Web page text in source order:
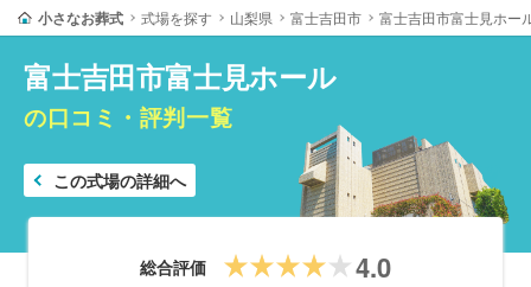
小さなお葬式 式場を探す 山梨県 富士吉田市 富士吉田市富士見ホー
富士吉田市富士見ホール
の口コミ・評判一覧
この式場の詳細へ
総合評価 4.0